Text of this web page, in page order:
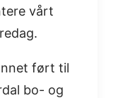
vårt
ført til
bo- og